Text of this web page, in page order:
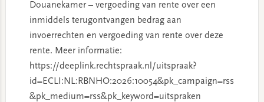
Douanekamer – vergoeding van rente over een
inmiddels terugontvangen bedrag aan
invoerrechten en vergoeding van rente over deze
rente. Meer informatie:
https://deeplink.rechtspraak.nl/uitspraak?
id=ECLI:NL:RBNHO:2026:10054&pk_campaign=rss
&pk_medium=rss&pk_keyword=uitspraken